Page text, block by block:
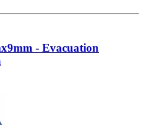
- Evacuation